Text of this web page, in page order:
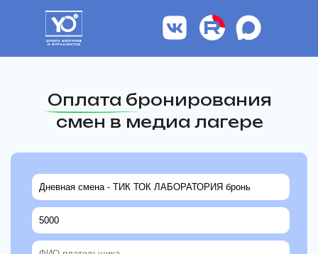
Оплата бронирования
смен в медиа лагере